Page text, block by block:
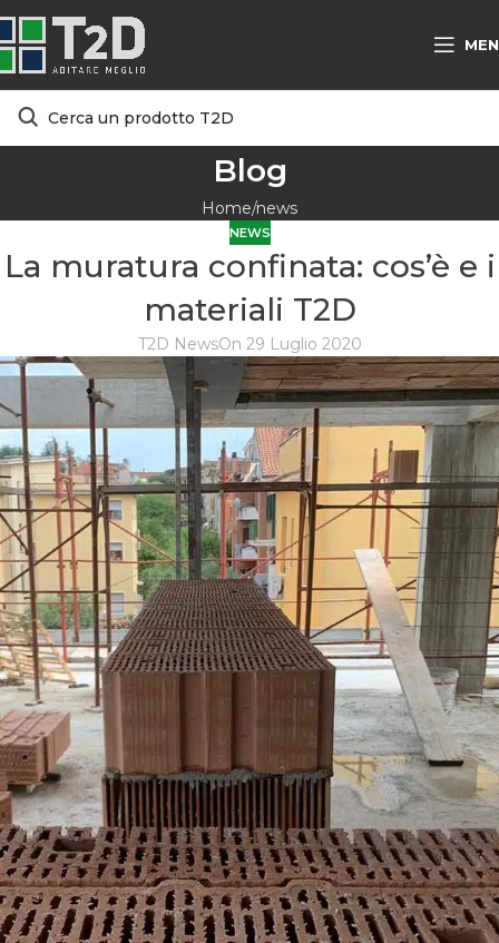
Blog
Home news
NEWS
La muratura confinata: cos’è e i
materiali T2D
T2D NewsOn 29 Luglio 2020